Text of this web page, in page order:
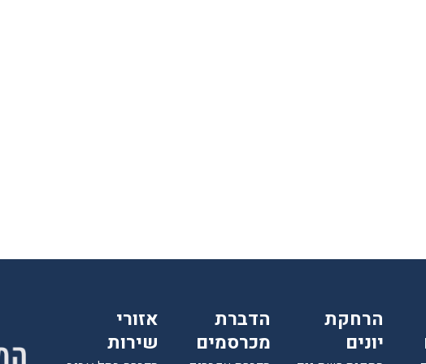
הרחקת
יונים
הדברת
מכרסמים
אזורי
שירות